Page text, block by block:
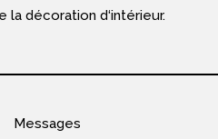
décoration d‘intérieur.
Messages